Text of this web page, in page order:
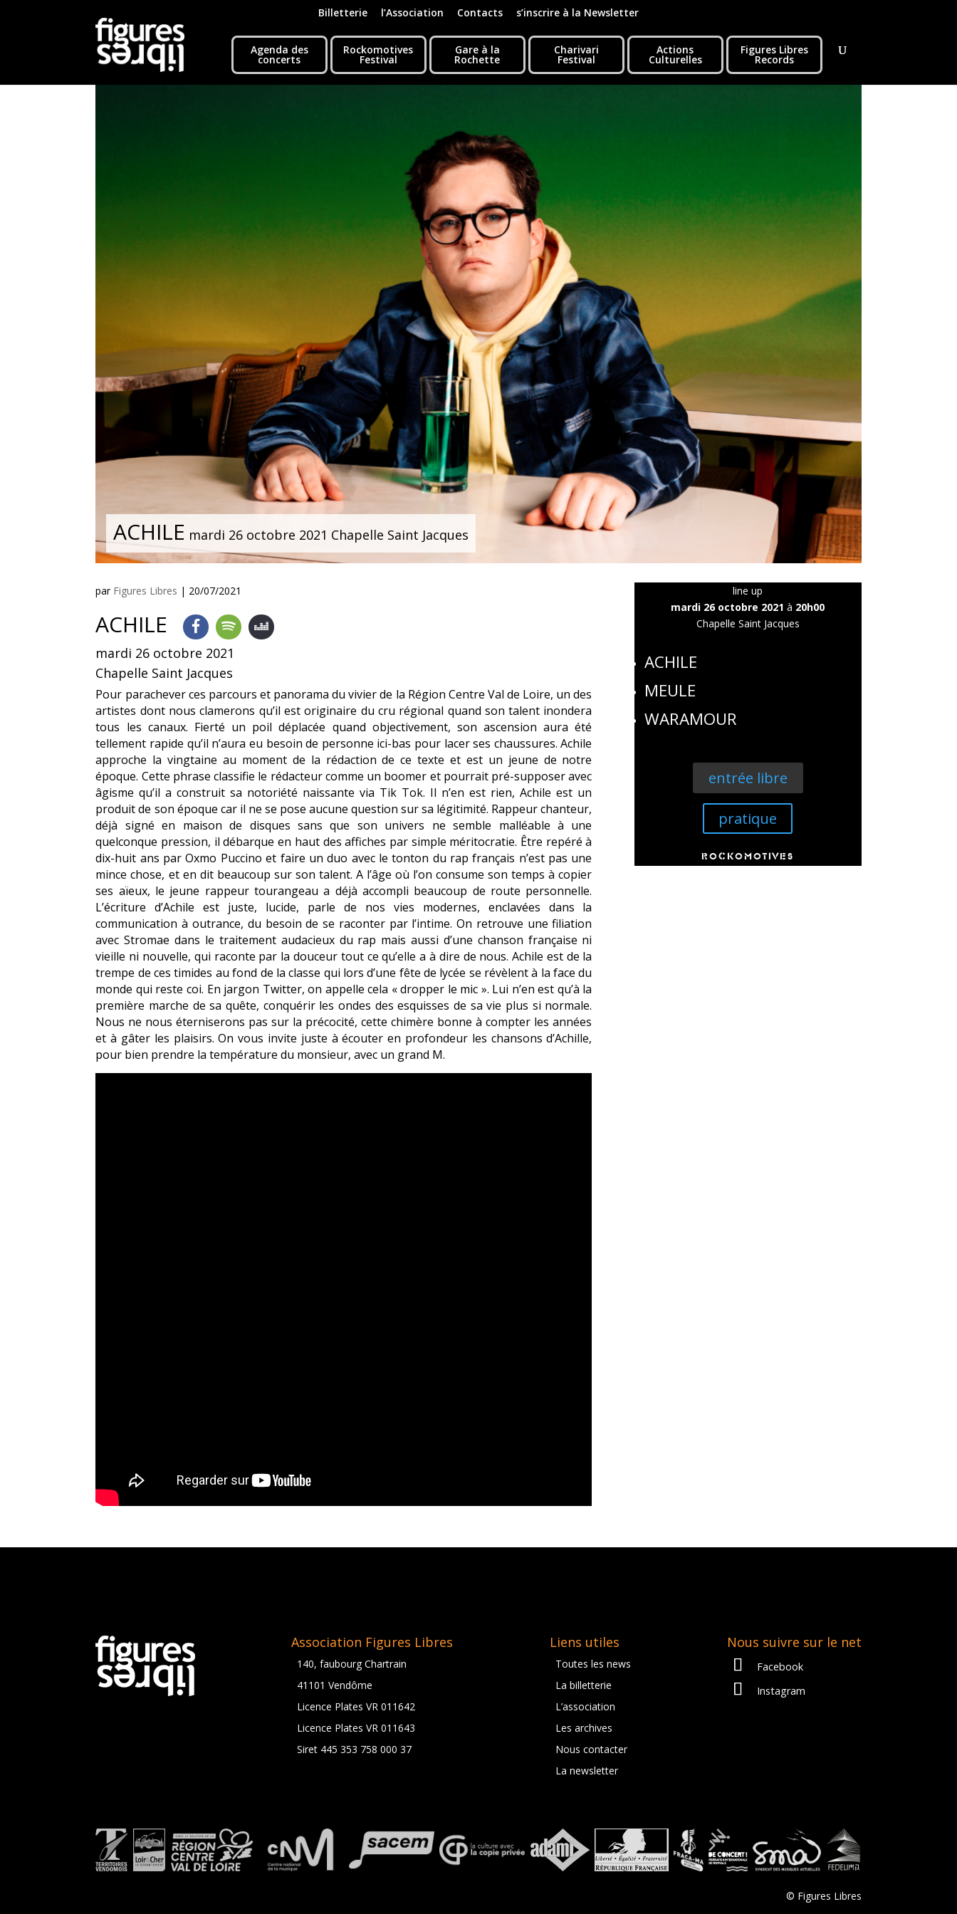
Billetterie l’Association Contacts s’inscrire à la Newsletter
Agenda des
concerts
Rockomotives
Festival
Gare à la
Rochette
Charivari
Festival
Actions
Culturelles
Figures Libres
Records
ACHILE mardi 26 octobre 2021 Chapelle Saint Jacques
par Figures Libres | 20/07/2021
ACHILE
mardi 26 octobre 2021
Chapelle Saint Jacques
Pour parachever ces parcours et panorama du vivier de la Région Centre Val de Loire, un des
artistes dont nous clamerons qu’il est originaire du cru régional quand son talent inondera
tous les canaux. Fierté un poil déplacée quand objectivement, son ascension aura été
tellement rapide qu’il n’aura eu besoin de personne ici-bas pour lacer ses chaussures. Achile
approche la vingtaine au moment de la rédaction de ce texte et est un jeune de notre
époque. Cette phrase classifie le rédacteur comme un boomer et pourrait pré-supposer avec
âgisme qu’il a construit sa notoriété naissante via Tik Tok. Il n’en est rien, Achile est un
produit de son époque car il ne se pose aucune question sur sa légitimité. Rappeur chanteur,
déjà signé en maison de disques sans que son univers ne semble malléable à une
quelconque pression, il débarque en haut des affiches par simple méritocratie. Être repéré à
dix-huit ans par Oxmo Puccino et faire un duo avec le tonton du rap français n’est pas une
mince chose, et en dit beaucoup sur son talent. A l’âge où l’on consume son temps à copier
ses aïeux, le jeune rappeur tourangeau a déjà accompli beaucoup de route personnelle.
L’écriture d’Achile est juste, lucide, parle de nos vies modernes, enclavées dans la
communication à outrance, du besoin de se raconter par l’intime. On retrouve une filiation
avec Stromae dans le traitement audacieux du rap mais aussi d’une chanson française ni
vieille ni nouvelle, qui raconte par la douceur tout ce qu’elle a à dire de nous. Achile est de la
trempe de ces timides au fond de la classe qui lors d’une fête de lycée se révèlent à la face du
monde qui reste coi. En jargon Twitter, on appelle cela « dropper le mic ». Lui n’en est qu’à la
première marche de sa quête, conquérir les ondes des esquisses de sa vie plus si normale.
Nous ne nous éterniserons pas sur la précocité, cette chimère bonne à compter les années
et à gâter les plaisirs. On vous invite juste à écouter en profondeur les chansons d’Achille,
pour bien prendre la température du monsieur, avec un grand M.
line up
mardi 26 octobre 2021 à 20h00
Chapelle Saint Jacques
ACHILE
MEULE
WARAMOUR
entrée libre
pratique
ROCKOMOTIVES
Association Figures Libres
140, faubourg Chartrain
41101 Vendôme
Licence Plates VR 011642
Licence Plates VR 011643
Siret 445 353 758 000 37
Liens utiles
Toutes les news
La billetterie
L’association
Les archives
Nous contacter
La newsletter
Nous suivre sur le net
Facebook
Instagram
© Figures Libres